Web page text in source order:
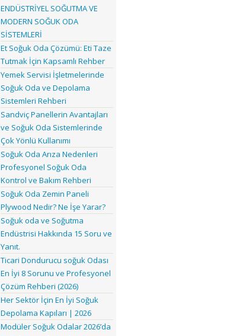
ENDÜSTRİYEL SOĞUTMA VE
MODERN SOĞUK ODA
SİSTEMLERİ
Et Soğuk Oda Çözümü: Eti Taze
Tutmak İçin Kapsamlı Rehber
Yemek Servisi İşletmelerinde
Soğuk Oda ve Depolama
Sistemleri Rehberi
Sandviç Panellerin Avantajları
ve Soğuk Oda Sistemlerinde
Çok Yönlü Kullanımı
Soğuk Oda Arıza Nedenleri
Profesyonel Soğuk Oda
Kontrol ve Bakım Rehberi
Soğuk Oda Zemin Paneli
Plywood Nedir? Ne İşe Yarar?
Soğuk oda ve Soğutma
Endüstrisi Hakkında 15 Soru ve
Yanıt.
Ticari Dondurucu soğuk Odası
En İyi 8 Sorunu ve Profesyonel
Çözüm Rehberi (2026)
Her Sektör İçin En İyi Soğuk
Depolama Kapıları | 2026
Modüler Soğuk Odalar 2026’da